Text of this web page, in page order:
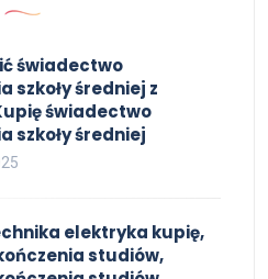
świadectwo
szkoły średniej z
świadectwo
szkoły średniej
elektryka kupię,
studiów,